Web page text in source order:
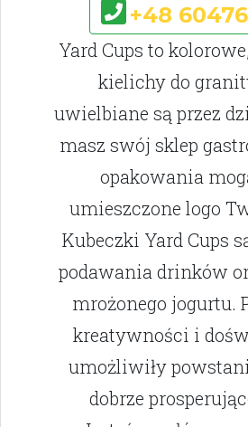
+48
Yard Cups to
kielichy do
uwielbiane są przez
masz swój sklep
opakowania
umieszczone logo
Kubeczki Yard Cups
podawania drinków
mrożonego jogurtu.
kreatywności i
umożliwiły
dobrze